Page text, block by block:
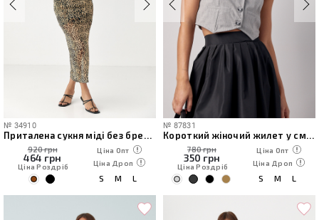
№ 34910
Приталена сукня міді без бретелей
920 грн
464 грн
Ціна Роздріб
Ціна Опт
Ціна Дроп
S M L
№ 87831
Короткий жіночий жилет у смужку на гудзиках
780 грн
350 грн
Ціна Роздріб
Ціна Опт
Ціна Дроп
S M L